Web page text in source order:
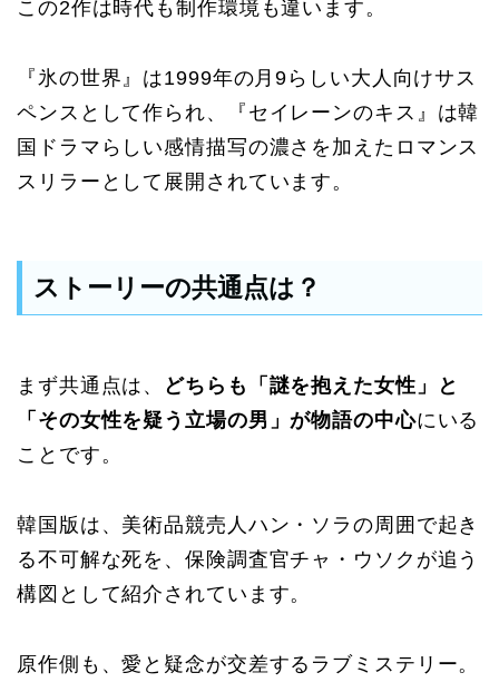
この2作は時代も制作環境も違います。
『氷の世界』は1999年の月9らしい大人向けサス
ペンスとして作られ、『セイレーンのキス』は韓
国ドラマらしい感情描写の濃さを加えたロマンス
スリラーとして展開されています。
ストーリーの共通点は？
まず共通点は、 どちらも「謎を抱えた女性」と
「その女性を疑う立場の男」が物語の中心にいる
ことです。
韓国版は、美術品競売人ハン・ソラの周囲で起き
る不可解な死を、保険調査官チャ・ウソクが追う
構図として紹介されています。
原作側も、愛と疑念が交差するラブミステリー。